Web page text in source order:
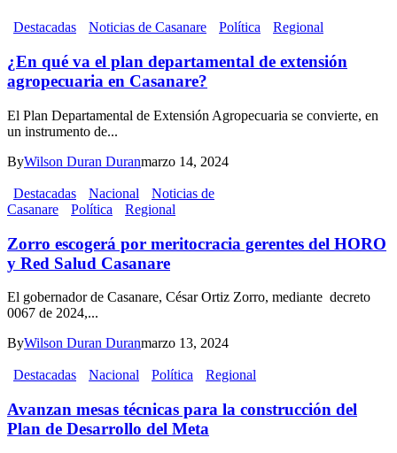
Destacadas Noticias de Casanare Política Regional
¿En qué va el plan departamental de extensión
agropecuaria en Casanare?
El Plan Departamental de Extensión Agropecuaria se convierte, en
un instrumento de...
ByWilson Duran Duranmarzo 14, 2024
Destacadas Nacional
Noticias de
Casanare
Política Regional
Zorro escogerá por meritocracia gerentes del HORO
y Red Salud Casanare
El gobernador de Casanare, César Ortiz Zorro, mediante decreto
0067 de 2024,...
ByWilson Duran Duranmarzo 13, 2024
Destacadas Nacional Política Regional
Avanzan mesas técnicas para la construcción del
Plan de Desarrollo del Meta